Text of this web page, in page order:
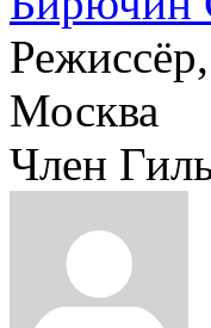
Москва
Член